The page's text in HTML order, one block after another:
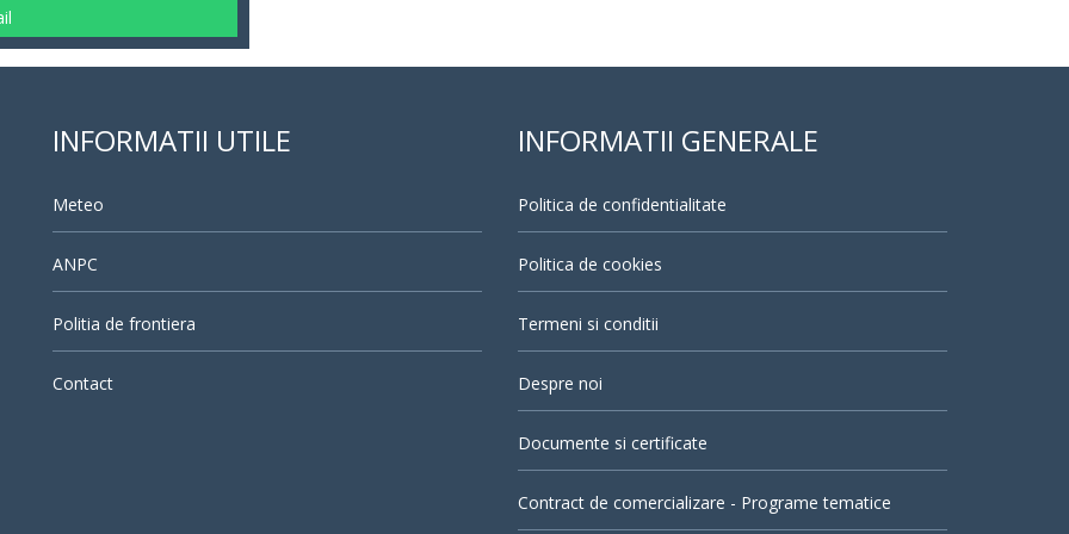
INFORMATII UTILE
Meteo
ANPC
Politia de frontiera
Contact
INFORMATII GENERALE
Politica de confidentialitate
Politica de cookies
Termeni si conditii
Despre noi
Documente si certificate
Contract de comercializare - Programe tematice